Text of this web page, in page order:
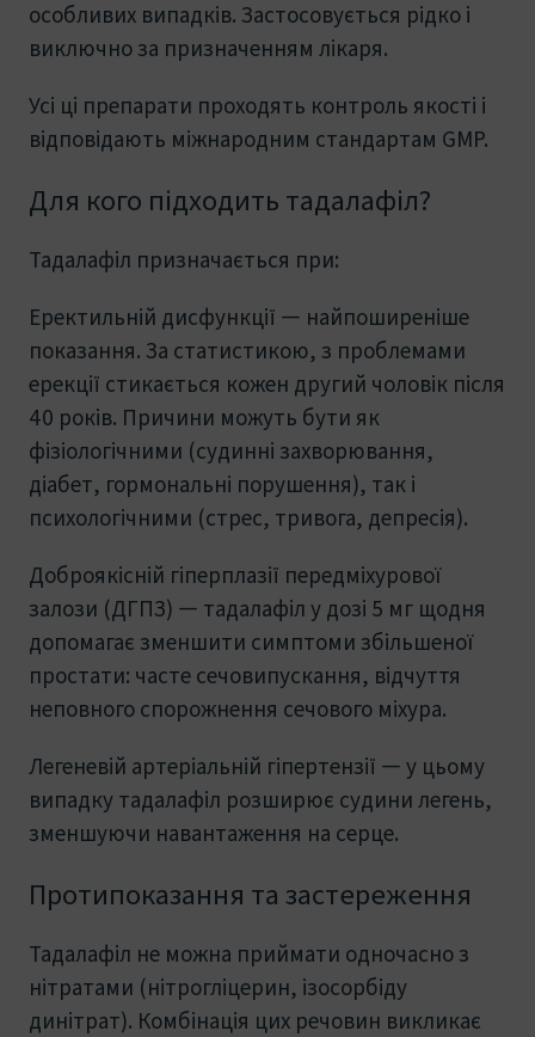
особливих випадків. Застосовується рідко і
виключно за призначенням лікаря.
Усі ці препарати проходять контроль якості і
відповідають міжнародним стандартам GMP.
Для кого підходить тадалафіл?
Тадалафіл призначається при:
Еректильній дисфункції — найпоширеніше
показання. За статистикою, з проблемами
ерекції стикається кожен другий чоловік після
40 років. Причини можуть бути як
фізіологічними (судинні захворювання,
діабет, гормональні порушення), так і
психологічними (стрес, тривога, депресія).
Доброякісній гіперплазії передміхурової
залози (ДГПЗ) — тадалафіл у дозі 5 мг щодня
допомагає зменшити симптоми збільшеної
простати: часте сечовипускання, відчуття
неповного спорожнення сечового міхура.
Легеневій артеріальній гіпертензії — у цьому
випадку тадалафіл розширює судини легень,
зменшуючи навантаження на серце.
Протипоказання та застереження
Тадалафіл не можна приймати одночасно з
нітратами (нітрогліцерин, ізосорбіду
динітрат). Комбінація цих речовин викликає